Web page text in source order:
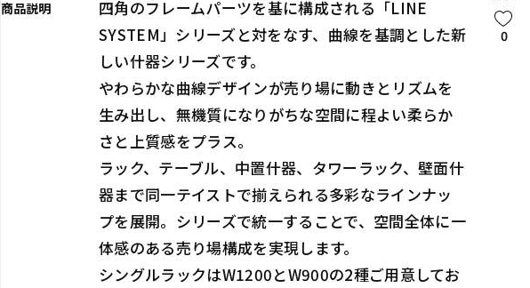
商品説明
四角のフレームパーツを基に構成される「LINE
SYSTEM」シリーズと対をなす、曲線を基調とした新
しい什器シリーズです。
やわらかな曲線デザインが売り場に動きとリズムを
生み出し、無機質になりがちな空間に程よい柔らか
さと上質感をプラス。
ラック、テーブル、中置什器、タワーラック、壁面什
器まで同一テイストで揃えられる多彩なラインナッ
プを展開。シリーズで統一することで、空間全体に一
体感のある売り場構成を実現します。
シングルラックはW1200とW900の2種ご用意してお
0